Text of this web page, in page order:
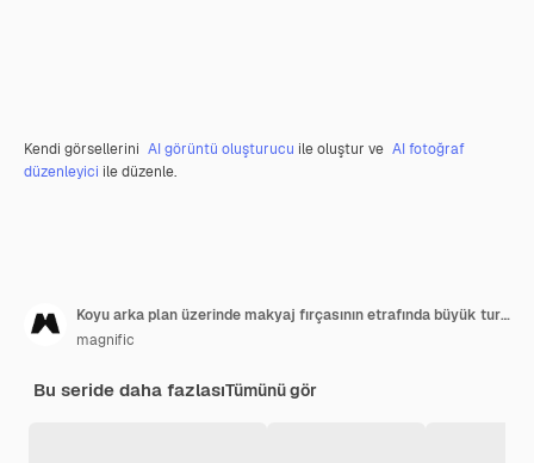
Kendi görsellerini AI görüntü oluşturucu ile oluştur ve AI fotoğraf
düzenleyici ile düzenle.
Koyu arka plan üzerinde makyaj fırçasının etrafında büyük turuncu pudra bulutu
magnific
Bu seride daha fazlasıTümünü gör